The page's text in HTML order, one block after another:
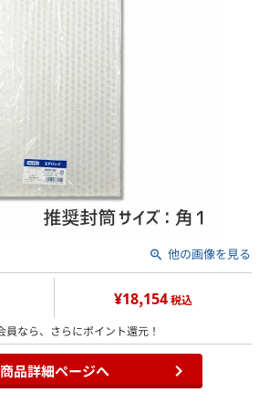
他の画像を見る
¥18,154税込
員なら、さらにポイント還元！
商品詳細ページへ